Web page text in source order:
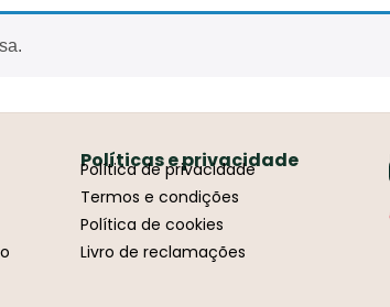
Políticas e privacidade
Política de privacidade
Termos e condições
Política de cookies
Livro de reclamações